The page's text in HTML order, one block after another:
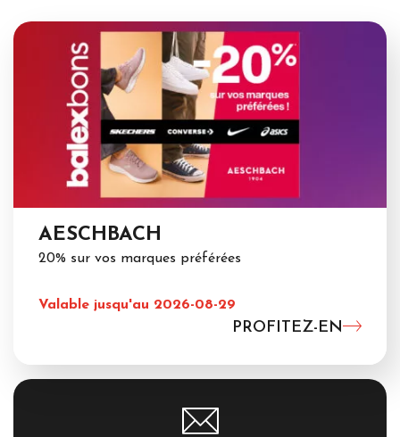
AESCHBACH
20% sur vos marques préférées
Valable jusqu'au 2026-08-29
PROFITEZ-EN